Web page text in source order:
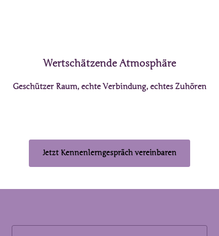
Wertschätzende Atmosphäre
Geschützer Raum, echte Verbindung, echtes Zuhören
Jetzt Kennenlerngespräch vereinbaren